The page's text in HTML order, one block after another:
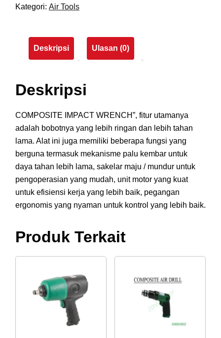
Kategori: Air Tools
Deskripsi Ulasan (0)
Deskripsi
COMPOSITE IMPACT WRENCH”, fitur utamanya
adalah bobotnya yang lebih ringan dan lebih tahan
lama. Alat ini juga memiliki beberapa fungsi yang
berguna termasuk mekanisme palu kembar untuk
daya tahan lebih lama, sakelar maju / mundur untuk
pengoperasian yang mudah, unit motor yang kuat
untuk efisiensi kerja yang lebih baik, pegangan
ergonomis yang nyaman untuk kontrol yang lebih baik.
Produk Terkait